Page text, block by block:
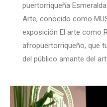
puertorriqueña
Arte, conocido como
exposición El arte como
afropuertorriqueño, que
del público amante del